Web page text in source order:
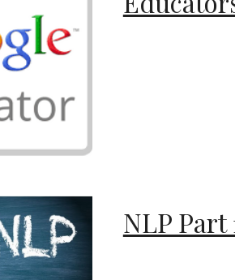
NLP